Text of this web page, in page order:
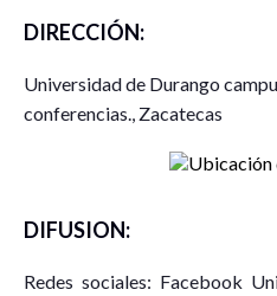
DIRECCIÓN:
Universidad de Durango
conferencias., Zacatecas
DIFUSION:
Redes sociales: Facebook